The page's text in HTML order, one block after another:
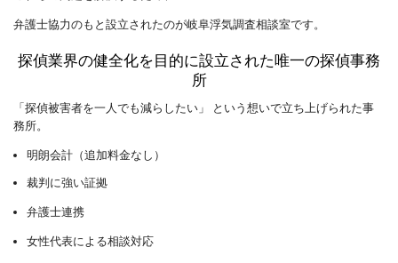
弁護士協力のもと設立されたのが岐阜浮気調査相談室です。
探偵業界の健全化を目的に設立された唯一の探偵事務
所
「探偵被害者を一人でも減らしたい」 という想いで立ち上げられた事
務所。
明朗会計（追加料金なし）
裁判に強い証拠
弁護士連携
女性代表による相談対応